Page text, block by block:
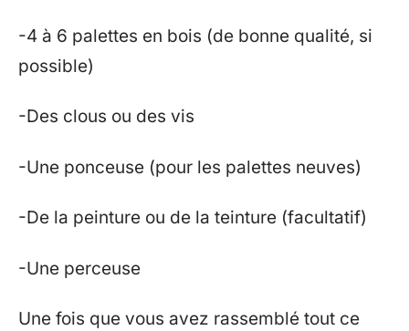
-4 à 6 palettes en bois (de bonne qualité, si
possible)
-Des clous ou des vis
-Une ponceuse (pour les palettes neuves)
-De la peinture ou de la teinture (facultatif)
-Une perceuse
Une fois que vous avez rassemblé tout ce